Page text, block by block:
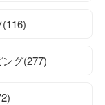
グ(277)